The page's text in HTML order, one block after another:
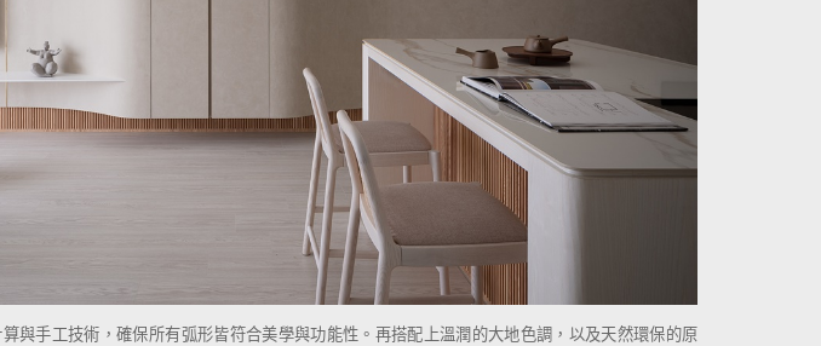
與手工技術，確保所有弧形皆符合美學與功能性。再搭配上溫潤的大地色調，以及天然環保的原